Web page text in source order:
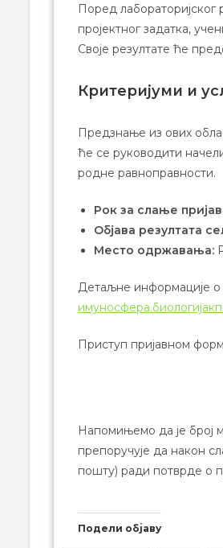
Поред лабораторијског
пројектног задатка,
Своје резултате ће
Критеријуми и
Предзнање из ових
ће се руководити
родне равноправности.
Рок за слање
Објава резултата
Место одржавања:
Детаљне информације о
Приступ пријавном
Напомињемо да је број
препоручује да након
пошту) ради потврде о
Подели објаву